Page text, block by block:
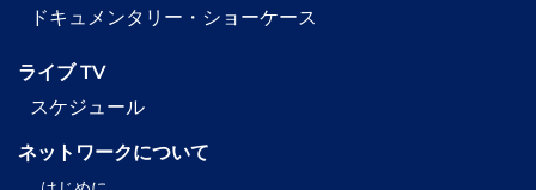
ドキュメンタリー・ショーケース
ライブ TV
スケジュール
ネットワークについて